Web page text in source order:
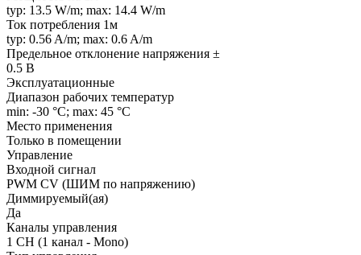
typ: 13.5 W/m; max: 14.4 W/m
Ток потребления 1м
typ: 0.56 A/m; max: 0.6 A/m
Предельное отклонение напряжения ±
0.5 В
Эксплуатационные
Диапазон рабочих температур
min: -30 °C; max: 45 °C
Место применения
Только в помещении
Управление
Входной сигнал
PWM СV (ШИМ по напряжению)
Диммируемый(ая)
Да
Каналы управления
1 CH (1 канал - Mono)